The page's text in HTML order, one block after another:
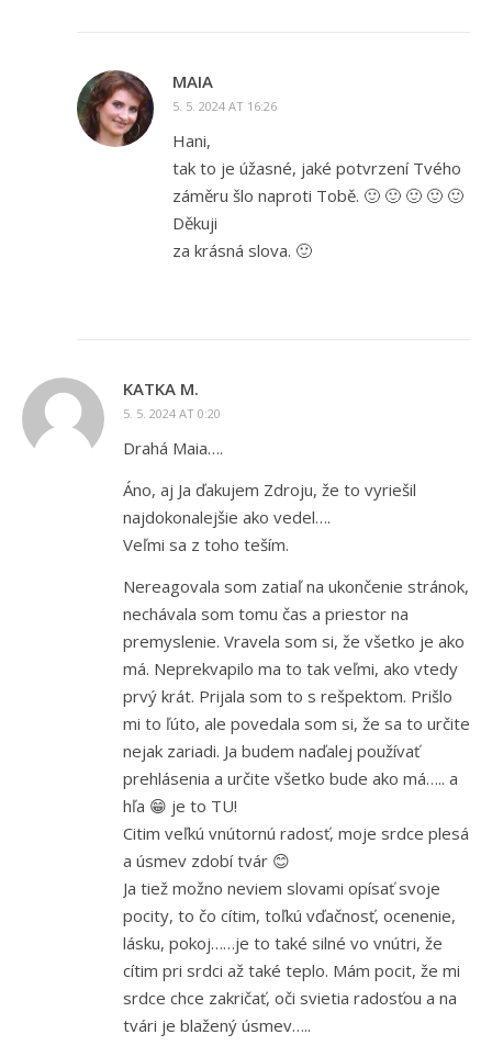
MAIA
5. 5. 2024 AT 16:26
Hani,
tak to je úžasné, jaké potvrzení Tvého
záměru šlo naproti Tobě. 🙂 🙂 🙂 🙂 🙂
Děkuji
za krásná slova. 🙂
KATKA M.
5. 5. 2024 AT 0:20
Drahá Maia….
Áno, aj Ja ďakujem Zdroju, že to vyriešil
najdokonalejšie ako vedel….
Veľmi sa z toho teším.
Nereagovala som zatiaľ na ukončenie stránok,
nechávala som tomu čas a priestor na
premyslenie. Vravela som si, že všetko je ako
má. Neprekvapilo ma to tak veľmi, ako vtedy
prvý krát. Prijala som to s rešpektom. Prišlo
mi to ľúto, ale povedala som si, že sa to určite
nejak zariadi. Ja budem naďalej používať
prehlásenia a určite všetko bude ako má….. a
hľa 😁 je to TU!
Citim veľkú vnútornú radosť, moje srdce plesá
a úsmev zdobí tvár 😊
Ja tiež možno neviem slovami opísať svoje
pocity, to čo cítim, toľkú vďačnosť, ocenenie,
lásku, pokoj……je to také silné vo vnútri, že
cítim pri srdci až také teplo. Mám pocit, že mi
srdce chce zakričať, oči svietia radosťou a na
tvári je blažený úsmev…..